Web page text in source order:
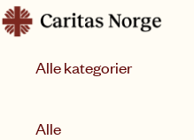
Hopp
til
innhold
Caritas
Alle